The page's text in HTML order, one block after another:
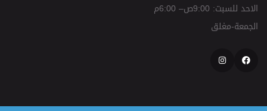
الاحد للسبت: 9:00ص– 6:00م
الجمعة-مغلق